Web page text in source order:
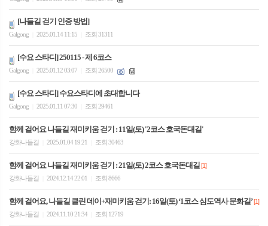
[나들길 걷기 인증 방법]
Galgong 2025.01.14 11:15 조회 31311
[수요 스타디] 250115 - 제 6코스
Galgong 2025.01.12 03:07 조회 26500
[수요 스타디] 수요스타디에 초대합니다
Galgong 2025.01.11 07:30 조회 29461
함께 걸어요 나들길 재미키움 걷기 : 11일(토) '2코스 호국돈대길'
강화나들길 2025.01.04 19:21 조회 30463
함께 걸어요 나들길 재미키움 걷기 : 21일(토) 2코스 호국돈대길 [1]
강화나들길
2024.12.14 22:01 조회 8666
함께 걸어요, 나들길 클린 데이+재미키움 걷기: 16일(토) ‘1코스 심도역사 문화길’[1]
강화나들길
2024.11.10 21:34 조회 12719